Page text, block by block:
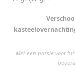
Met een passie voor